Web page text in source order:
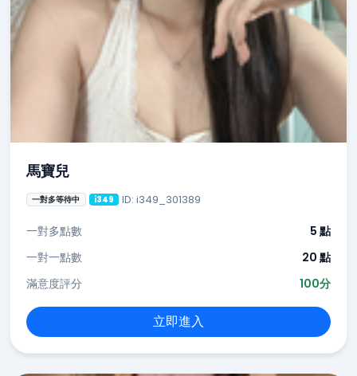
馬寶兒
一對多等待中 i349 ID: i349_301389
一對多點數
5 點
一對一點數
20 點
滿意度評分
100分
立即進入